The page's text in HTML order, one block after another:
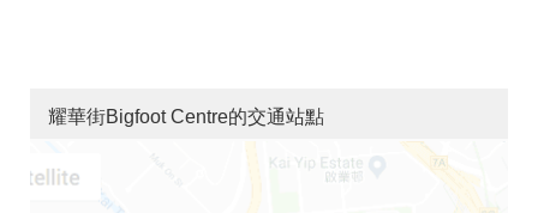
耀華街Bigfoot Centre的交通站點